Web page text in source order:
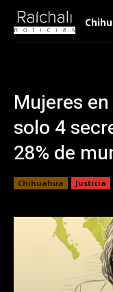
Mujeres
solo 4
28% de
Chihuahua Justicia